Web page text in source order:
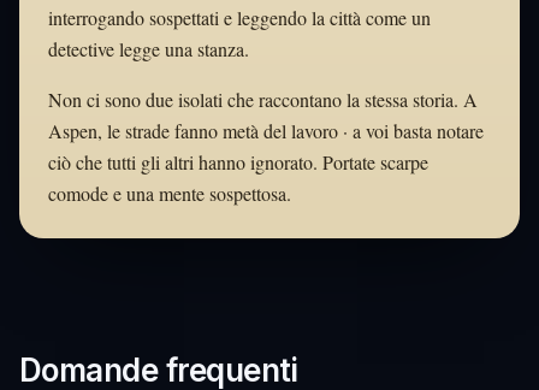
interrogando sospettati e leggendo la città come un
detective legge una stanza.
Non ci sono due isolati che raccontano la stessa storia. A
Aspen, le strade fanno metà del lavoro · a voi basta notare
ciò che tutti gli altri hanno ignorato. Portate scarpe
comode e una mente sospettosa.
Domande frequenti